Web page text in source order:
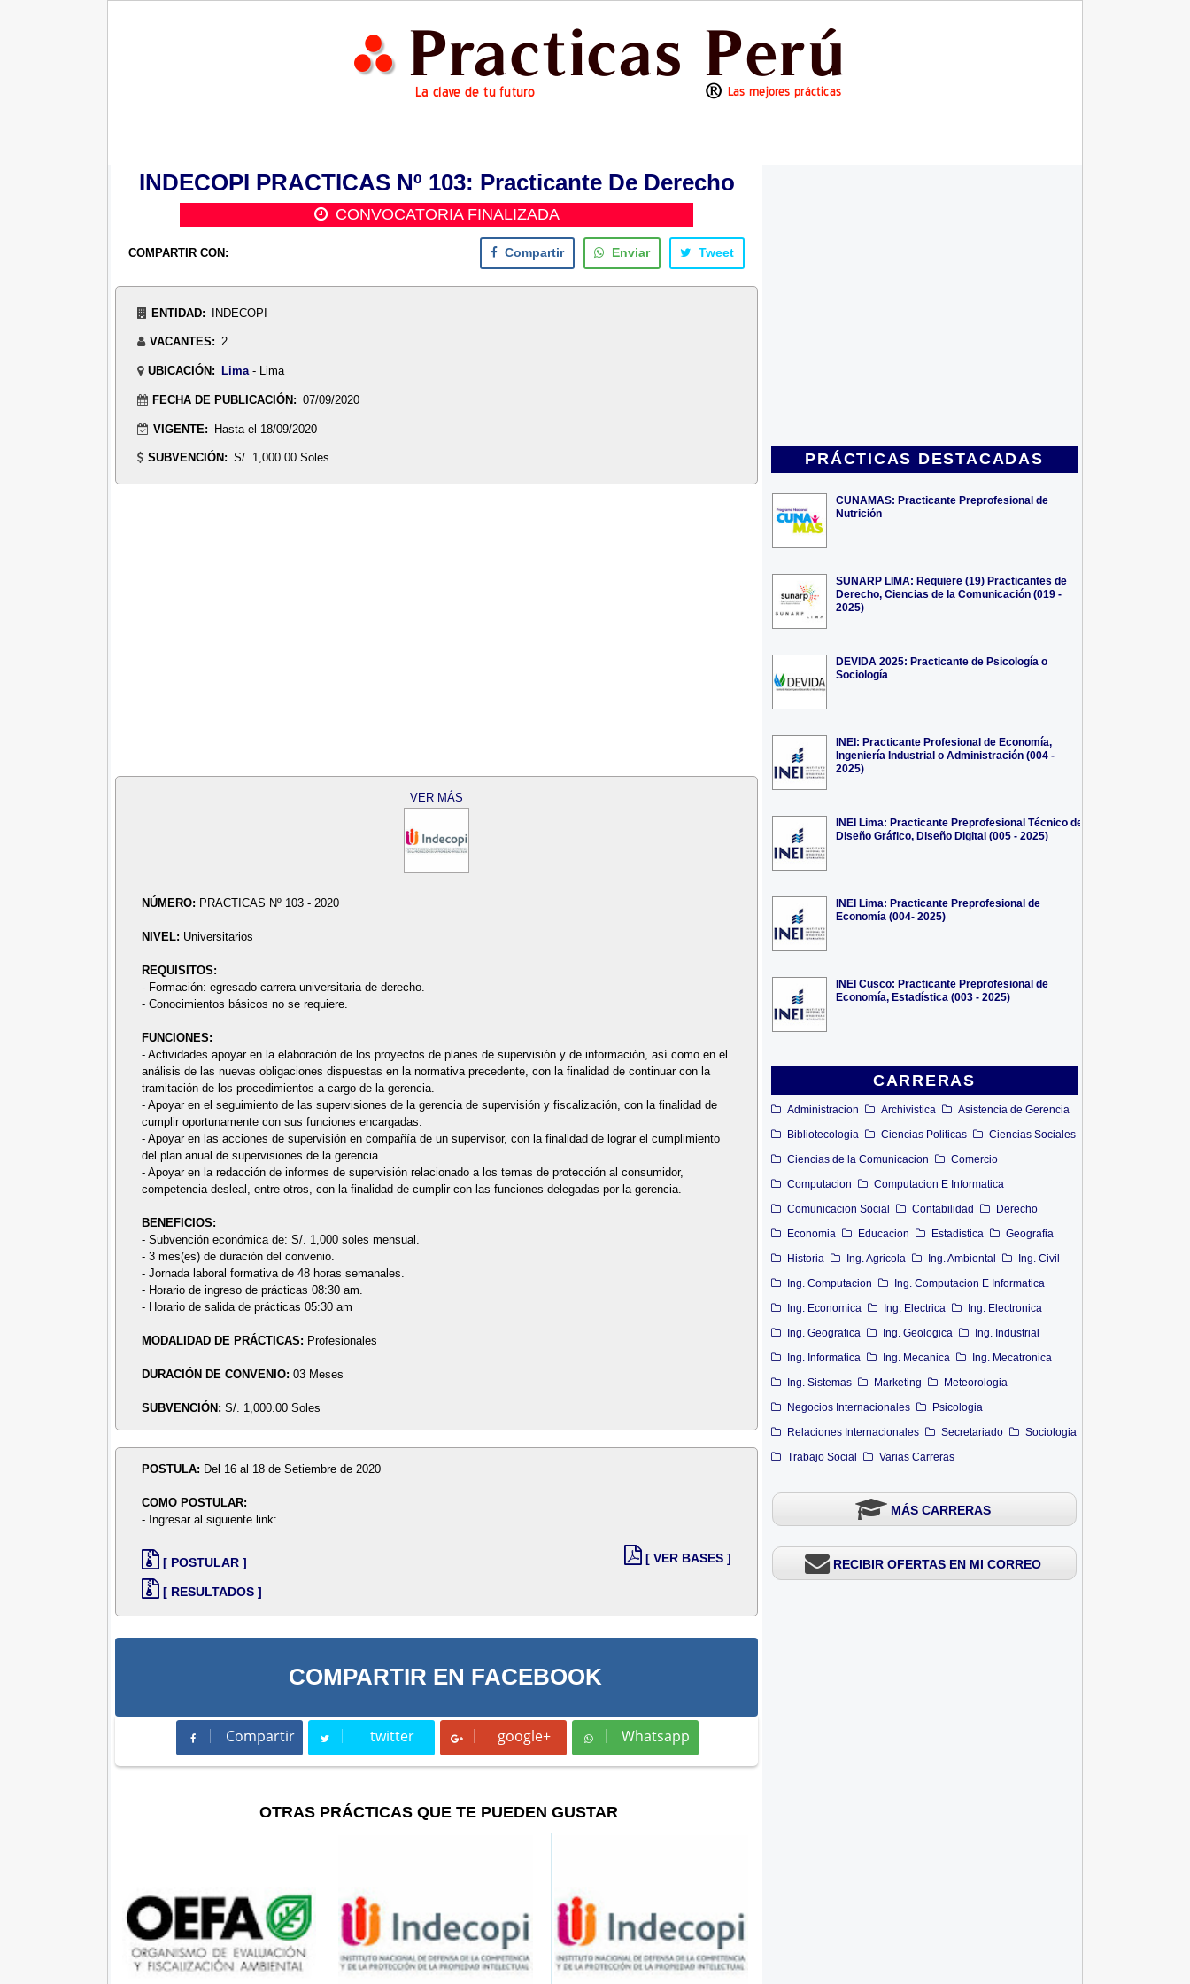
PRÁCTICAS DESTACADAS
CUNAMAS: Practicante Preprofesional de
Nutrición
SUNARP LIMA: Requiere (19) Practicantes de
Derecho, Ciencias de la Comunicación (019 -
2025)
DEVIDA 2025: Practicante de Psicología o
Sociología
INEI: Practicante Profesional de Economía,
Ingeniería Industrial o Administración (004 -
2025)
INEI Lima: Practicante Preprofesional Técnico de
Diseño Gráfico, Diseño Digital (005 - 2025)
INEI Lima: Practicante Preprofesional de
Economía (004- 2025)
INEI Cusco: Practicante Preprofesional de
Economía, Estadística (003 - 2025)
CARRERAS
Administracion Archivistica
Asistencia de Gerencia
Bibliotecologia
Ciencias Politicas
Ciencias Sociales
Ciencias de la Comunicacion
Comercio
Computacion
Computacion E Informatica
Comunicacion Social
Contabilidad
Derecho
Economia
Educacion Estadistica
Geografia
Historia
Ing. Agricola Ing. Ambiental
Ing. Civil
Ing. Computacion
Ing. Computacion E Informatica
Ing. Economica
Ing. Electrica
Ing. Electronica
Ing. Geografica
Ing. Geologica
Ing. Industrial
Ing. Informatica
Ing. Mecanica
Ing. Mecatronica
Ing. Sistemas
Marketing
Meteorologia
Negocios Internacionales
Psicologia
Relaciones Internacionales
Secretariado
Sociologia
Trabajo Social
Varias Carreras
MÁS CARRERAS
RECIBIR OFERTAS EN MI CORREO
INDECOPI PRACTICAS Nº 103: Practicante De Derecho
CONVOCATORIA FINALIZADA
COMPARTIR CON: Compartir Enviar Tweet
ENTIDAD: INDECOPI
VACANTES: 2
UBICACIÓN: Lima- Lima
FECHA DE PUBLICACIÓN: 07/09/2020
VIGENTE: Hasta el 18/09/2020
SUBVENCIÓN: S/. 1,000.00 Soles
VER MÁS
NÚMERO: PRACTICAS Nº 103 - 2020
NIVEL: Universitarios
REQUISITOS:
- Formación: egresado carrera universitaria de derecho.
- Conocimientos básicos no se requiere.
FUNCIONES:
- Actividades apoyar en la elaboración de los proyectos de planes de supervisión y de información, así como en el
análisis de las nuevas obligaciones dispuestas en la normativa precedente, con la finalidad de continuar con la
tramitación de los procedimientos a cargo de la gerencia.
- Apoyar en el seguimiento de las supervisiones de la gerencia de supervisión y fiscalización, con la finalidad de
cumplir oportunamente con sus funciones encargadas.
- Apoyar en las acciones de supervisión en compañía de un supervisor, con la finalidad de lograr el cumplimiento
del plan anual de supervisiones de la gerencia.
- Apoyar en la redacción de informes de supervisión relacionado a los temas de protección al consumidor,
competencia desleal, entre otros, con la finalidad de cumplir con las funciones delegadas por la gerencia.
BENEFICIOS:
- Subvención económica de: S/. 1,000 soles mensual.
- 3 mes(es) de duración del convenio.
- Jornada laboral formativa de 48 horas semanales.
- Horario de ingreso de prácticas 08:30 am.
- Horario de salida de prácticas 05:30 am
MODALIDAD DE PRÁCTICAS: Profesionales
DURACIÓN DE CONVENIO:03 Meses
SUBVENCIÓN:S/. 1,000.00 Soles
POSTULA: Del 16 al 18 de Setiembre de 2020
COMO POSTULAR:
- Ingresar al siguiente link:
[ POSTULAR ]
[ RESULTADOS ]
[ VER BASES ]
COMPARTIR EN FACEBOOK
Compartir
Compartir twitter
Tweet google+ Whatsapp
Whatsapp
OTRAS PRÁCTICAS QUE TE PUEDEN GUSTAR